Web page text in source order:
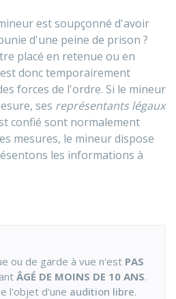
est soupçonné d'avoir
d'une peine de prison ?
placé en retenue ou en
donc temporairement
forces de l'ordre. Si le mineur
ses représentants légaux
confié sont normalement
mesures, le mineur dispose
les informations à
ou de garde à vue n'est PAS
ÂGÉ DE MOINS DE 10 ANS.
l'objet d'une audition libre.